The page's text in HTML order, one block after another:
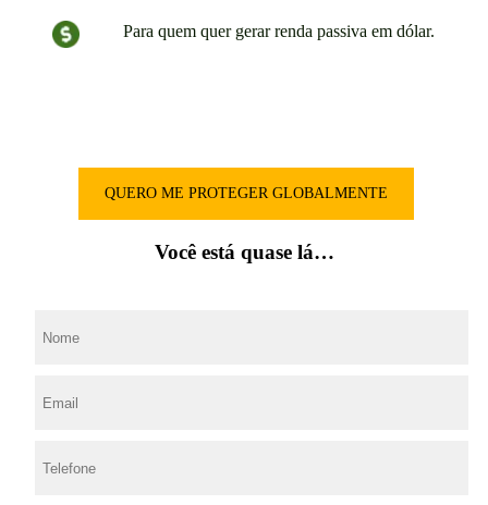
Para quem quer gerar renda passiva em dólar.
QUERO ME PROTEGER GLOBALMENTE
Você está quase lá…